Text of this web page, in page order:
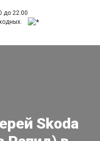
до 22:00
Skoda